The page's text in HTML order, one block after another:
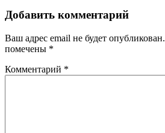
Добавить комментарий
Ваш адрес email не будет опубликован.
помечены *
Комментарий *